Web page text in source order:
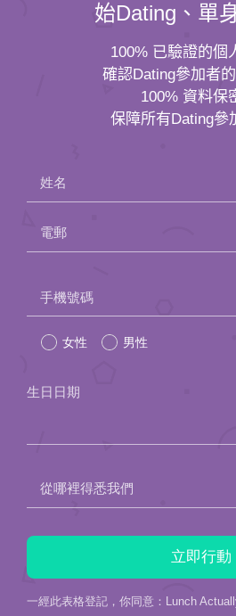
始Dating、單
100% 已驗證的個
確認Dating參加者
100% 資料保
保障所有Dating參
姓名
電郵
leave
this
手機號碼
女性 男性
生日日期
從哪裡得悉我們
一經此表格登記，你同意：Lunch